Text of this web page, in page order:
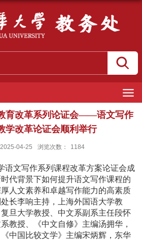
育改革系列论证会——语文写作
学改革论证会顺利举行
04-25 浏览次数： 1184
语文写作系列课程改革方案论证会成
代背景下如何提升语文写作课程的
人文素养和卓越写作能力的高素质
长李响主持，上海外国语大学教
旦大学教授、中文系副系主任段怀
教授、《中文自修》主编汤拥华，
《中国比较文学》主编宋炳辉，东华